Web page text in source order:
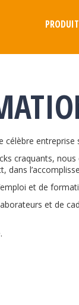
célèbre
craquants,
et de
et de